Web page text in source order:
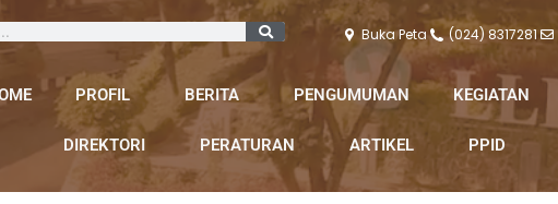
Buka Peta (024) 8317281
PROFIL BERITA PENGUMUMAN KEGIATAN
DIREKTORI PERATURAN ARTIKEL PPID